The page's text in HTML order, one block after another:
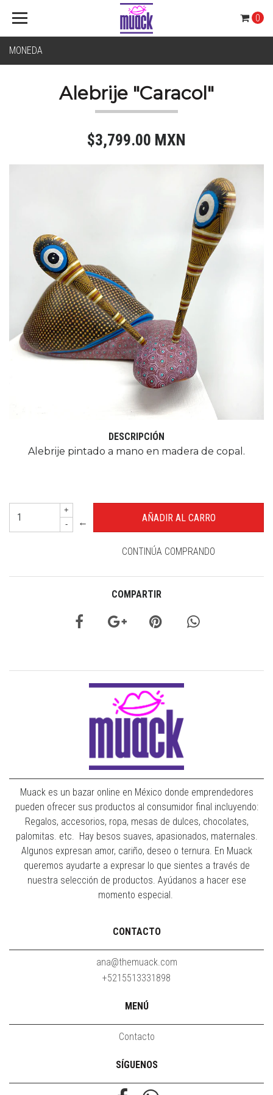
MONEDA
0
Alebrije "Caracol"
$3,799.00 MXN
DESCRIPCIÓN
Alebrije pintado a mano en madera de copal.
+
-
←
CONTINÚA COMPRANDO
COMPARTIR
Muack es un bazar online en México donde emprendedores
pueden ofrecer sus productos al consumidor final incluyendo:
Regalos, accesorios, ropa, mesas de dulces, chocolates,
palomitas. etc. Hay besos suaves, apasionados, maternales.
Algunos expresan amor, cariño, deseo o ternura. En Muack
queremos ayudarte a expresar lo que sientes a través de
nuestra selección de productos. Ayúdanos a hacer ese
momento especial.
CONTACTO
ana@themuack.com
+5215513331898
MENÚ
Contacto
SÍGUENOS